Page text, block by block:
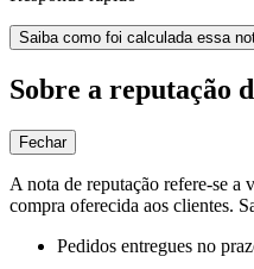
Saiba como foi calculada essa
Sobre a reputação
Fechar
A nota de reputação refere-se a
compra oferecida aos clientes.
Pedidos entregues no